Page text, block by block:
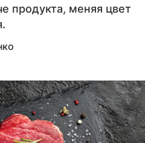
продукта, меняя цвет